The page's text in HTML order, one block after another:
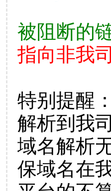
被阻断的
指向非我
特别提醒
解析到我
域名解析
保域名在